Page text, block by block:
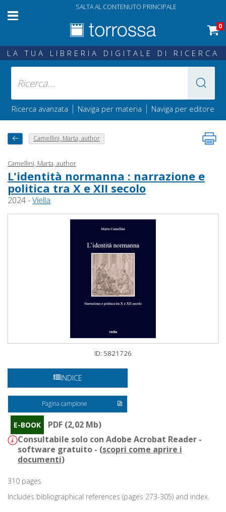
SALTA AL CONTENUTO PRINCIPALE
0
LA TUA LIBRERIA DIGITALE DI RICERCA
Ricerca avanzata | Naviga per materia | Naviga per editore
Camellini, Marta, author
Camellini, Marta, author
L'identità normanna : narrazione e
politica tra X e XII secolo
2024 -Viella
ID: 5821726
INDICE
Pagina campione
E-BOOK
PDF (2,02 Mb)
Consultabile solo con Adobe Acrobat Reader -
software gratuito - (scopri come aprire i
documenti)
310 pages
Includes bibliographical references (pages 273-305) and index.